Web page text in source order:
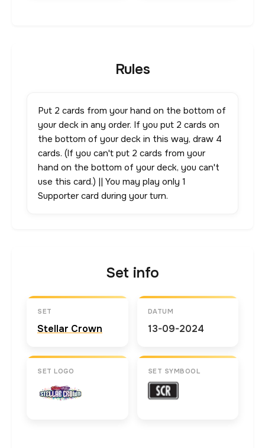
Rules
Put 2 cards from your hand on the bottom of
your deck in any order. If you put 2 cards on
the bottom of your deck in this way, draw 4
cards. (If you can't put 2 cards from your
hand on the bottom of your deck, you can't
use this card.) || You may play only 1
Supporter card during your turn.
Set info
SET
Stellar Crown
DATUM
13-09-2024
SET LOGO SET SYMBOOL